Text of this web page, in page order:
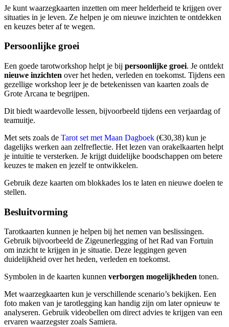
Je kunt waarzegkaarten inzetten om meer helderheid te krijgen over
situaties in je leven. Ze helpen je om nieuwe inzichten te ontdekken
en keuzes beter af te wegen.
Persoonlijke groei
Een goede tarotworkshop helpt je bij persoonlijke groei. Je ontdekt
nieuwe inzichten over het heden, verleden en toekomst. Tijdens een
gezellige workshop leer je de betekenissen van kaarten zoals de
Grote Arcana te begrijpen.
Dit biedt waardevolle lessen, bijvoorbeeld tijdens een verjaardag of
teamuitje.
Met sets zoals de Tarot set met Maan Dagboek (€30,38) kun je
dagelijks werken aan zelfreflectie. Het lezen van orakelkaarten helpt
je intuïtie te versterken. Je krijgt duidelijke boodschappen om betere
keuzes te maken en jezelf te ontwikkelen.
Gebruik deze kaarten om blokkades los te laten en nieuwe doelen te
stellen.
Besluitvorming
Tarotkaarten kunnen je helpen bij het nemen van beslissingen.
Gebruik bijvoorbeeld de Zigeunerlegging of het Rad van Fortuin
om inzicht te krijgen in je situatie. Deze leggingen geven
duidelijkheid over het heden, verleden en toekomst.
Symbolen in de kaarten kunnen verborgen mogelijkheden tonen.
Met waarzegkaarten kun je verschillende scenario’s bekijken. Een
foto maken van je tarotlegging kan handig zijn om later opnieuw te
analyseren. Gebruik videobellen om direct advies te krijgen van een
ervaren waarzegster zoals Samiera.